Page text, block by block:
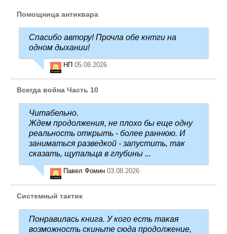
Помощница антиквара
Спасибо автору! Прочла обе кнтги на
одном дыхании!
НП 05.08.2026
Всегда война Часть 10
Читабельно.
Ждем продолжения, не плохо бы еще одну
реальность открыть - более раннюю. И
заниматься разведкой - запустить, так
сказать, щупальца в глубины ...
Павел Фомин 03.08.2026
Системный тактик
Понравилась книга. У кого есть такая
возможность скиньте сюда продолжение,